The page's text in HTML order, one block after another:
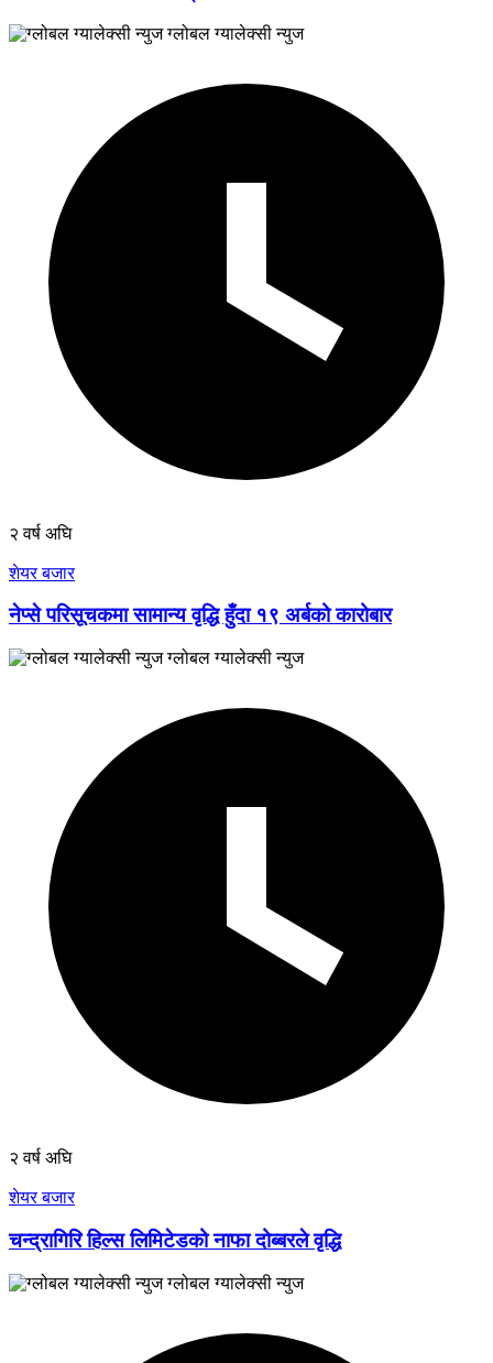
ग्लोबल ग्यालेक्सी न्युज
२ वर्ष अघि
शेयर बजार
नेप्से परिसूचकमा सामान्य वृद्धि हुँदा १९ अर्बको कारोबार
ग्लोबल ग्यालेक्सी न्युज
२ वर्ष अघि
शेयर बजार
चन्द्रागिरि हिल्स लिमिटेडको नाफा दोब्बरले वृद्धि
ग्लोबल ग्यालेक्सी न्युज